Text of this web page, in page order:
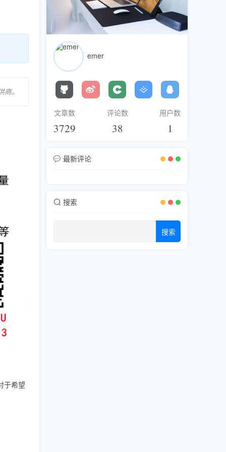
。
于希望
emer
文章数
3729
评论数
38
用户数
1
最新评论
搜索
搜索